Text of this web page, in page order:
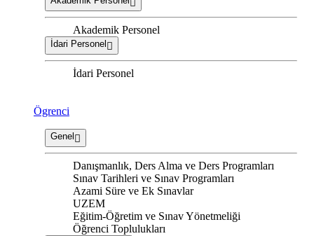
Akademik Personel
İdari Personel
İdari Personel
Ögrenci
Genel
Danışmanlık, Ders Alma ve Ders Programları
Sınav Tarihleri ve Sınav Programları
Azami Süre ve Ek Sınavlar
UZEM
Eğitim-Öğretim ve Sınav Yönetmeliği
Öğrenci Toplulukları